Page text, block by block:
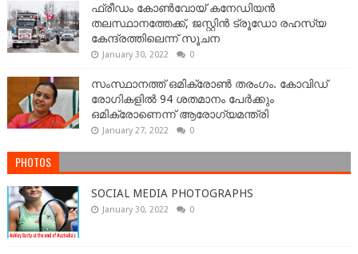
ഫ്രീഡം കോണ്‍വോയ് കനേഡിയന്‍
തലസ്ഥാനത്തേക്ക്, ജസ്റ്റിൻ ട്രൂഡോ രഹസ്യ
കേന്ദ്രത്തിലെന്ന് സൂചന
January 30, 2022 0
സംസ്ഥാനത്ത് ഒമിക്രോണ്‍ തരംഗം. കോവിഡ്
രോഗികളിൽ 94 ശതമാനം പേർക്കും
ഒമിക്രോണെന്ന് ആരോഗ്യമന്ത്രി
January 27, 2022 0
PHOTOS
SOCIAL MEDIA PHOTOGRAPHS
January 30, 2022 0